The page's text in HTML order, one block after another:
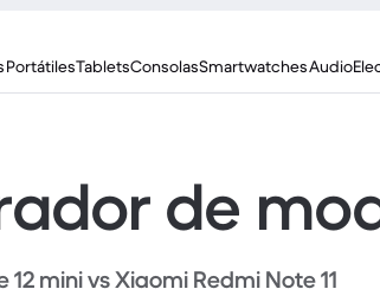
PortátilesTabletsConsolasSmartwatchesAudio
de
12 mini vs Xiaomi Redmi Note 11